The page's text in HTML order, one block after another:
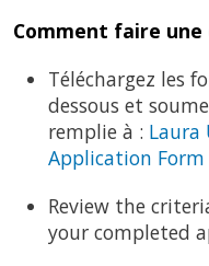
Comment faire une
Téléchargez les
dessous et
remplie à : Laura
Application Form
Review the
your completed